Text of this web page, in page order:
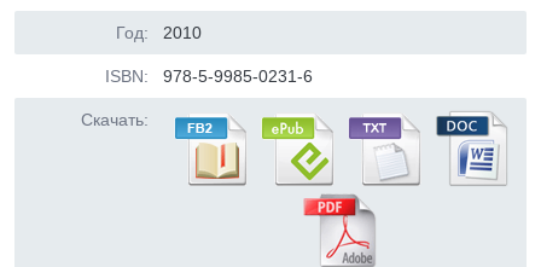
Год: 2010
ISBN: 978-5-9985-0231-6
Скачать: